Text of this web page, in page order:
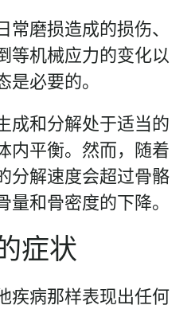
磨损造成的损伤、
等机械应力的变化以
必要的。
成和分解处于适当的
内平衡。然而，随着
分解速度会超过骨骼
和骨密度的下降。
症状
疾病那样表现出任何